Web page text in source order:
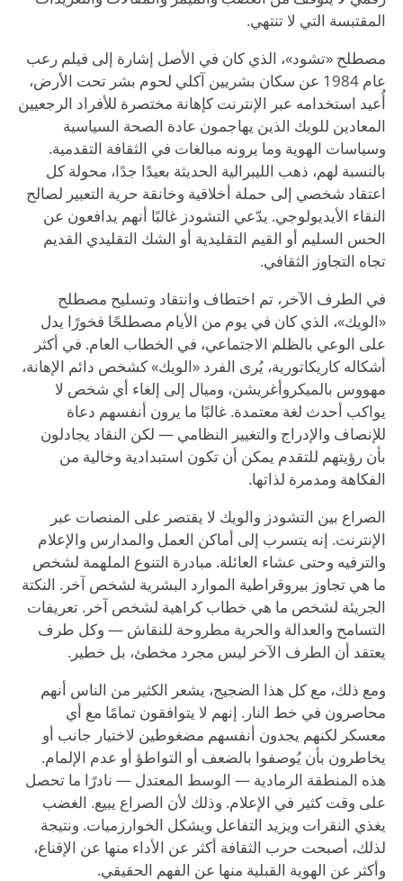
المقتبسة التي لا تنتهي.
مصطلح «تشود»، الذي كان في الأصل إشارة إلى فيلم رعب
عام 1984 عن سكان بشريين آكلي لحوم بشر تحت الأرض،
أُعيد استخدامه عبر الإنترنت كإهانة مختصرة للأفراد الرجعيين
المعادين للويك الذين يهاجمون عادة الصحة السياسية
وسياسات الهوية وما يرونه مبالغات في الثقافة التقدمية.
بالنسبة لهم، ذهب الليبرالية الحديثة بعيدًا جدًا، محولة كل
اعتقاد شخصي إلى حملة أخلاقية وخانقة حرية التعبير لصالح
النقاء الأيديولوجي. يدّعي التشودز غالبًا أنهم يدافعون عن
الحس السليم أو القيم التقليدية أو الشك التقليدي القديم
تجاه التجاوز الثقافي.
في الطرف الآخر، تم اختطاف وانتقاد وتسليح مصطلح
«الويك»، الذي كان في يوم من الأيام مصطلحًا فخورًا يدل
على الوعي بالظلم الاجتماعي، في الخطاب العام. في أكثر
أشكاله كاريكاتورية، يُرى الفرد «الويك» كشخص دائم الإهانة،
مهووس بالميكروأغريشن، وميال إلى إلغاء أي شخص لا
يواكب أحدث لغة معتمدة. غالبًا ما يرون أنفسهم دعاة
للإنصاف والإدراج والتغيير النظامي — لكن النقاد يجادلون
بأن رؤيتهم للتقدم يمكن أن تكون استبدادية وخالية من
الفكاهة ومدمرة لذاتها.
الصراع بين التشودز والويك لا يقتصر على المنصات عبر
الإنترنت. إنه يتسرب إلى أماكن العمل والمدارس والإعلام
والترفيه وحتى عشاء العائلة. مبادرة التنوع الملهمة لشخص
ما هي تجاوز بيروقراطية الموارد البشرية لشخص آخر. النكتة
الجريئة لشخص ما هي خطاب كراهية لشخص آخر. تعريفات
التسامح والعدالة والحرية مطروحة للنقاش — وكل طرف
يعتقد أن الطرف الآخر ليس مجرد مخطئ، بل خطير.
ومع ذلك، مع كل هذا الضجيج، يشعر الكثير من الناس أنهم
محاصرون في خط النار. إنهم لا يتوافقون تمامًا مع أي
معسكر لكنهم يجدون أنفسهم مضغوطين لاختيار جانب أو
يخاطرون بأن يُوصفوا بالضعف أو التواطؤ أو عدم الإلمام.
هذه المنطقة الرمادية — الوسط المعتدل — نادرًا ما تحصل
على وقت كثير في الإعلام. وذلك لأن الصراع يبيع. الغضب
يغذي النقرات ويزيد التفاعل ويشكل الخوارزميات. ونتيجة
لذلك، أصبحت حرب الثقافة أكثر عن الأداء منها عن الإقناع،
وأكثر عن الهوية القبلية منها عن الفهم الحقيقي.